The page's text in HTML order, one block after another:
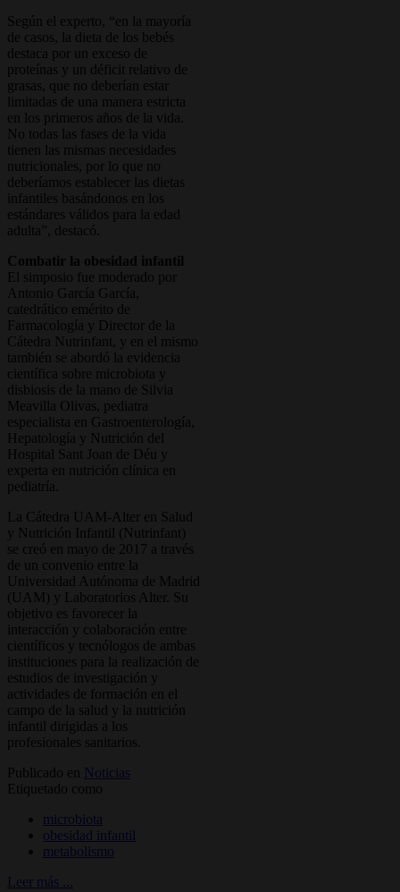
Según el experto, “en la mayoría
de casos, la dieta de los bebés
destaca por un exceso de
proteínas y un déficit relativo de
grasas, que no deberían estar
limitadas de una manera estricta
en los primeros años de la vida.
No todas las fases de la vida
tienen las mismas necesidades
nutricionales, por lo que no
deberíamos establecer las dietas
infantiles basándonos en los
estándares válidos para la edad
adulta”, destacó.
Combatir la obesidad infantil
El simposio fue moderado por
Antonio García García,
catedrático emérito de
Farmacología y Director de la
Cátedra Nutrinfant, y en el mismo
también se abordó la evidencia
científica sobre microbiota y
disbiosis de la mano de Silvia
Meavilla Olivas, pediatra
especialista en Gastroenterología,
Hepatología y Nutrición del
Hospital Sant Joan de Déu y
experta en nutrición clínica en
pediatría.
La Cátedra UAM-Alter en Salud
y Nutrición Infantil (Nutrinfant)
se creó en mayo de 2017 a través
de un convenio entre la
Universidad Autónoma de Madrid
(UAM) y Laboratorios Alter. Su
objetivo es favorecer la
interacción y colaboración entre
científicos y tecnólogos de ambas
instituciones para la realización de
estudios de investigación y
actividades de formación en el
campo de la salud y la nutrición
infantil dirigidas a los
profesionales sanitarios.
Publicado en
Noticias
Etiquetado como
microbiota
obesidad infantil
metabolismo
Leer más ...